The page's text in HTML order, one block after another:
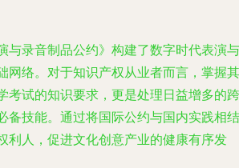
与录音制品公约》构建了数字时代表演与
网络。对于知识产权从业者而言，掌握其
考试的知识要求，更是处理日益增多的跨
备技能。通过将国际公约与国内实践相结
利人，促进文化创意产业的健康有序发